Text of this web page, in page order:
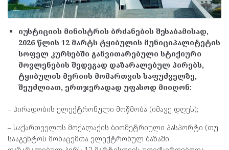
იუსტიციის მინისტრის ბრძანების შესაბამისად,
2026 წლის 12 მარტს ტყიბულის მუნიციპალიტეტის
სოფელ კურსებში განვითარებული სტიქიური
მოვლენების შედეგად დაზარალებულ პირებს,
ტყიბულის მერიის მომართვის საფუძველზე,
შეუძლიათ, ერთჯერადად უფასოდ მიიღონ:
– პირადობის ელექტრონული მოწმობა (იმავე დღეს);
– საქართველოს მოქალაქის ბიომეტრიული პასპორტი (თუ
სააგენტოს მონაცემთა ელექტრონულ ბაზაში